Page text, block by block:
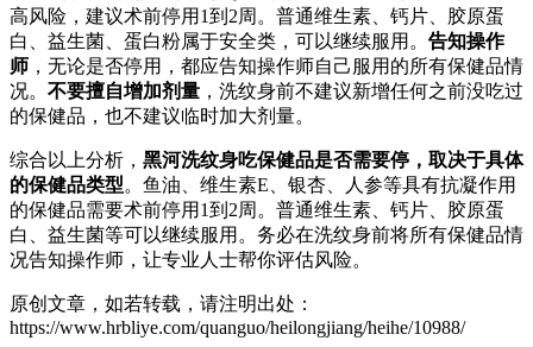
高风险，建议术前停用1到2周。普通维生素、钙片、胶原蛋
白、益生菌、蛋白粉属于安全类，可以继续服用。 告知操作
师 ，无论是否停用，都应告知操作师自己服用的所有保健品情
况。 不要擅自增加剂量 ，洗纹身前不建议新增任何之前没吃过
的保健品，也不建议临时加大剂量。
综合以上分析， 黑河洗纹身吃保健品是否需要停，取决于具体
的保健品类型。鱼油、维生素E、银杏、人参等具有抗凝作用
的保健品需要术前停用1到2周。普通维生素、钙片、胶原蛋
白、益生菌等可以继续服用。务必在洗纹身前将所有保健品情
况告知操作师，让专业人士帮你评估风险。
原创文章，如若转载，请注明出处：
https://www.hrbliye.com/quanguo/heilongjiang/heihe/10988/